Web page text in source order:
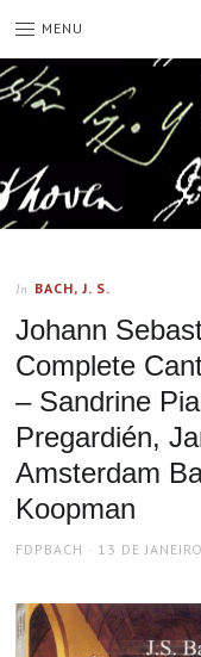
MENU
In BACH, J. S.
Johann
Complete
– Sandrine
Pregardién,
Amsterdam
Koopman
AUTHOR
FDPBACH
POSTED
13 DE